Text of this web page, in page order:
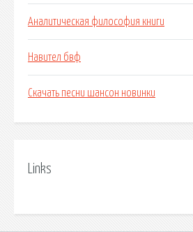
Аналитическая философия книги
Навител бвф
Скачать песни шансон новинки
Links